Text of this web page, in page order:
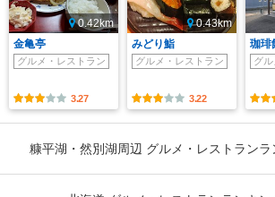
0.42km
金亀亭
グルメ・レストラン
3.27
0.43km
みどり鮨
グルメ・レストラン
3.22
珈琲
グ
糠平湖・然別湖周辺 グルメ・レストランラ